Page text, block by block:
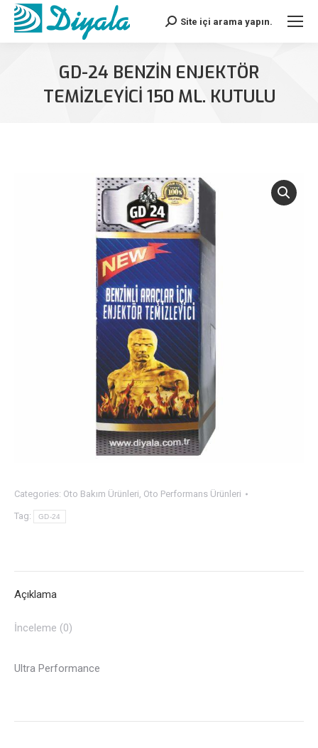
Search:Site içi arama yapın.
GD-24 BENZİN ENJEKTÖR
TEMİZLEYİCİ 150 ML. KUTULU
Categories: Oto Bakım Ürünleri, Oto Performans Ürünleri
Tag: GD-24
Açıklama
İnceleme (0)
Ultra Performance